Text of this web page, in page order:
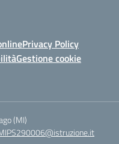
Privacy Policy
Gestione cookie
(MI)